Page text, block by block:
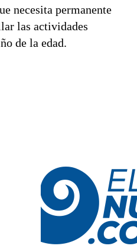
necesita permanente
las actividades
de la edad.